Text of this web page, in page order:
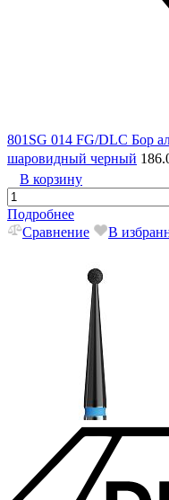
801SG 014 FG/DLC Бор
шаровидный черный
В корзину
Подробнее
Сравнение
В